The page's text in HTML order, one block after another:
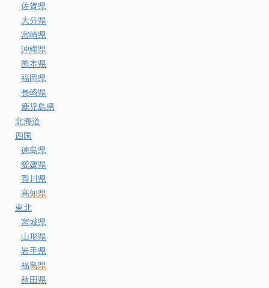
佐賀県
大分県
宮崎県
沖縄県
熊本県
福岡県
長崎県
鹿児島県
北海道
四国
徳島県
愛媛県
香川県
高知県
東北
宮城県
山形県
岩手県
福島県
秋田県